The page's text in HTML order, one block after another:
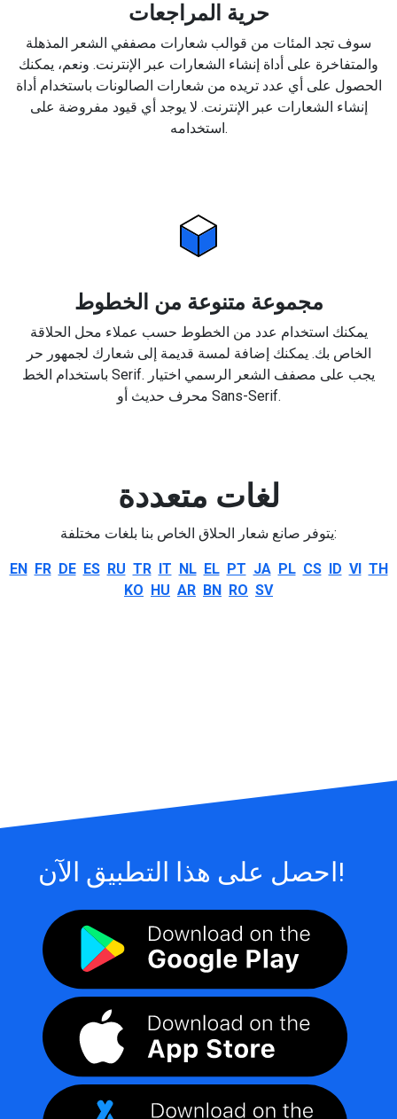
حرية المراجعات
سوف تجد المئات من قوالب شعارات مصففي الشعر المذهلة
والمتفاخرة على أداة إنشاء الشعارات عبر الإنترنت. ونعم، يمكنك
الحصول على أي عدد تريده من شعارات الصالونات باستخدام أداة
إنشاء الشعارات عبر الإنترنت. لا يوجد أي قيود مفروضة على
استخدامه.
مجموعة متنوعة من الخطوط
يمكنك استخدام عدد من الخطوط حسب عملاء محل الحلاقة
الخاص بك. يمكنك إضافة لمسة قديمة إلى شعارك لجمهور حر
باستخدام الخط Serif. يجب على مصفف الشعر الرسمي اختيار
محرف حديث أو Sans-Serif.
لغات متعددة
يتوفر صانع شعار الحلاق الخاص بنا بلغات مختلفة:
EN FR DE ES RU TR IT NL EL PT JA PL CS ID VI TH
KO HU AR BN RO SV
احصل على هذا التطبيق الآن!